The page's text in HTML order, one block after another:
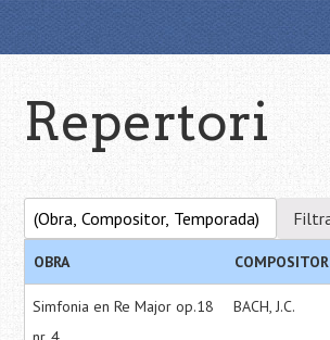
Repertori
OBRA COMPOSITOR
Simfonia en Re Major op.18
BACH, J.C.